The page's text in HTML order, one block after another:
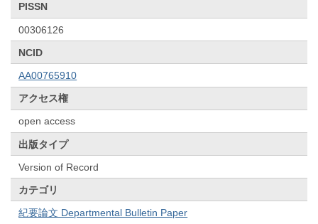
PISSN
00306126
NCID
AA00765910
アクセス権
open access
出版タイプ
Version of Record
カテゴリ
紀要論文 Departmental Bulletin Paper